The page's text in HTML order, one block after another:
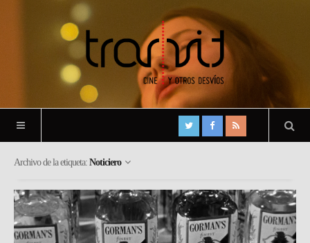
Archivo de la etiqueta: Noticiero